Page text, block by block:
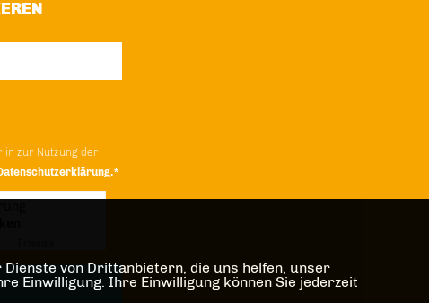
zur Nutzung der
von Drittanbietern, die uns helfen, unser
Einwilligung. Ihre Einwilligung können Sie jederzeit